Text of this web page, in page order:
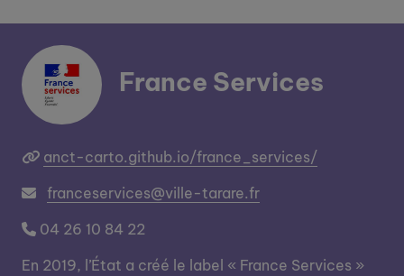
France Services
anct-carto.github.io/france_services/
franceservices@ville-tarare.fr
04 26 10 84 22
En 2019, l’État a créé le label « France Services »